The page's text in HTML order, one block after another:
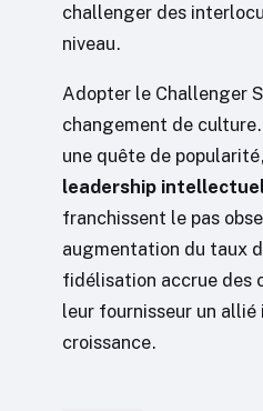
challenger des
niveau.
Adopter le Challenger
changement de culture.
une quête de
leadership
franchissent le pas
augmentation du taux
fidélisation accrue des
leur fournisseur un allié
croissance.